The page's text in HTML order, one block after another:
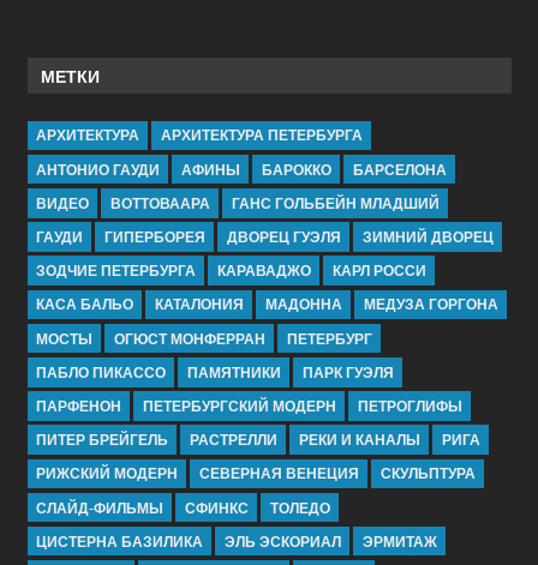
МЕТКИ
АРХИТЕКТУРА
АРХИТЕКТУРА ПЕТЕРБУРГА
АНТОНИО ГАУДИ
АФИНЫ БАРОККО
БАРСЕЛОНА
ВИДЕО
ВОТТОВААРА
ГАНС ГОЛЬБЕЙН МЛАДШИЙ
ГАУДИ
ГИПЕРБОРЕЯ ДВОРЕЦ ГУЭЛЯ
ЗИМНИЙ ДВОРЕЦ
ЗОДЧИЕ ПЕТЕРБУРГА
КАРАВАДЖО
КАРЛ РОССИ
КАСА БАЛЬО
КАТАЛОНИЯ МАДОННА
МЕДУЗА ГОРГОНА
МОСТЫ
ОГЮСТ МОНФЕРРАН
ПЕТЕРБУРГ
ПАБЛО ПИКАССО
ПАМЯТНИКИ
ПАРК ГУЭЛЯ
ПАРФЕНОН
ПЕТЕРБУРГСКИЙ МОДЕРН
ПЕТРОГЛИФЫ
ПИТЕР БРЕЙГЕЛЬ
РАСТРЕЛЛИ РЕКИ И КАНАЛЫ
РИГА
РИЖСКИЙ МОДЕРН
СЕВЕРНАЯ ВЕНЕЦИЯ
СКУЛЬПТУРА
СЛАЙД-ФИЛЬМЫ
СФИНКС
ТОЛЕДО
ЦИСТЕРНА БАЗИЛИКА
ЭЛЬ ЭСКОРИАЛ ЭРМИТАЖ